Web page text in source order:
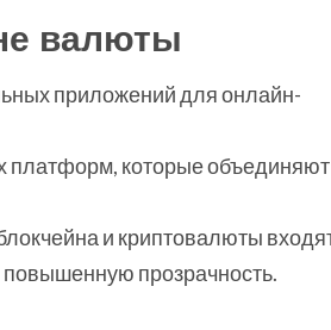
валюты
приложений для онлайн-
платформ, которые объединяют
и криптовалюты
прозрачность.